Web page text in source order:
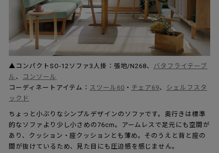
▲コンパクトSO-12ソファ3人掛：張地/N268、 バタフライテーブ
ル 、
コンソール
コーディネートアイテム： スツール60 ・ チェア69、 シェルフスタ
ックド
ちょっと小ぶりなシンプルデザインのソファです。奥行きは標準
的なソファより少し小さめの76cm。アームレスで足元にも空間が
あり、クッション・座クッションとも薄め。そのうえと背と座の
間が抜けているため、見た目にも圧迫感を感じません。